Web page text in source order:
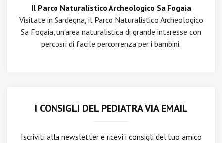
Il Parco Naturalistico Archeologico Sa Fogaia
Visitate in Sardegna, il Parco Naturalistico Archeologico
Sa Fogaia, un'area naturalistica di grande interesse con
percosri di facile percorrenza per i bambini.
I CONSIGLI DEL PEDIATRA VIA EMAIL
Iscriviti alla newslettere ricevi i consigli del tuo amico